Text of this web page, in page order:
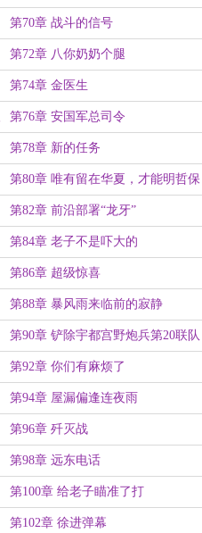
第70章 战斗的信号
第72章 八你奶奶个腿
第74章 金医生
第76章 安国军总司令
第78章 新的任务
第80章 唯有留在华夏，才能明哲保
身
第82章 前沿部署“龙牙”
第84章 老子不是吓大的
第86章 超级惊喜
第88章 暴风雨来临前的寂静
第90章 铲除宇都宫野炮兵第20联队
第92章 你们有麻烦了
第94章 屋漏偏逢连夜雨
第96章 歼灭战
第98章 远东电话
第100章 给老子瞄准了打
第102章 徐进弹幕